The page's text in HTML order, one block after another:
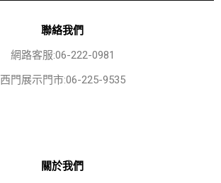
聯絡我們
網路客服:06-222-0981
西門展示門市:06-225-9535
關於我們